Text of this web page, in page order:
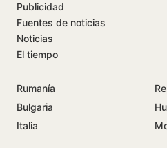
Publicidad
Fuentes de noticias
Noticias
El tiempo
Rumanía
Bulgaria
Italia